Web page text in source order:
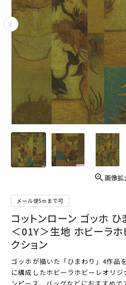
画像拡
メール便5mまで可
コットンローン ゴッホ ひ
＜01Y＞生地 ホビーラホ
クション
ゴッホが描いた「ひまわり」4作品
に構成したホビーラホビーレオリ